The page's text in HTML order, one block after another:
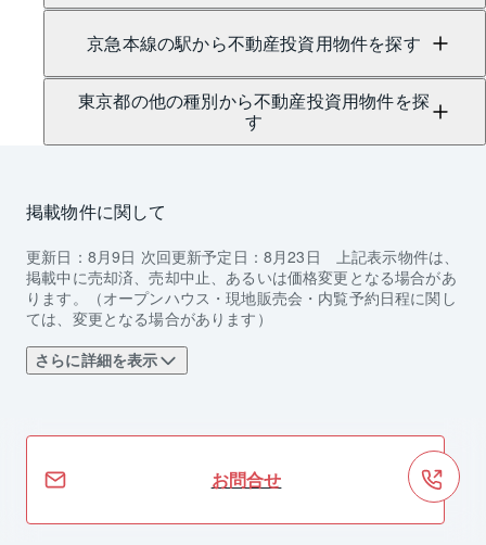
京急本線の駅から不動産投資用物件を探す
東京都の他の種別から不動産投資用物件を探
す
掲載物件に関して
更新日： 8月9日 次回更新予定日： 8月23日
上記表示物件は、
掲載中に売却済、売却中止、あるいは価格変更となる場合があ
ります。（オープンハウス・現地販売会・内覧予約日程に関し
ては、変更となる場合があります）
さらに詳細を表示
お問合せ